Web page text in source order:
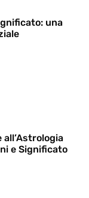
una
e Significato